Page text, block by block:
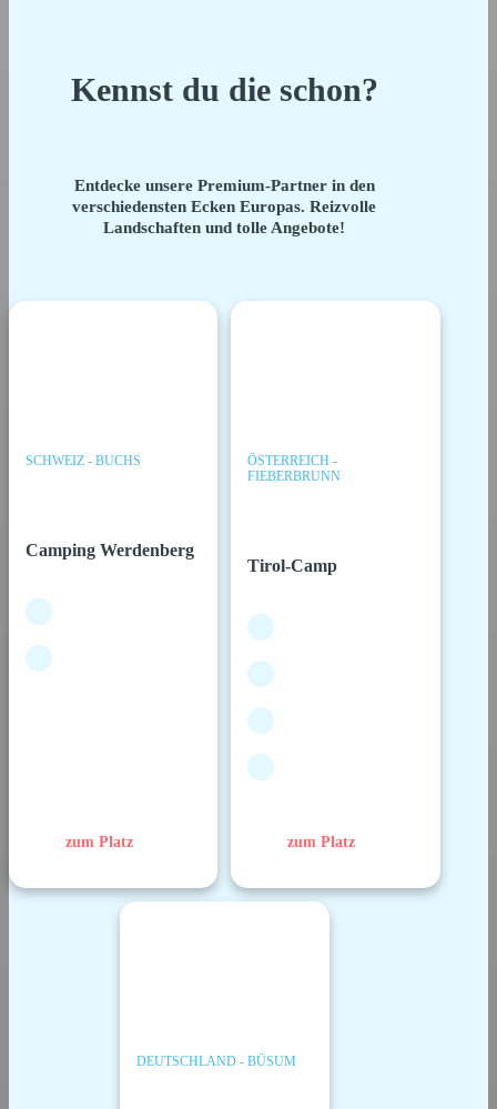
Kennst du die schon?
Entdecke unsere Premium-Partner in den
verschiedensten Ecken Europas. Reizvolle
Landschaften und tolle Angebote!
SCHWEIZ - BUCHS
Camping Werdenberg
zum Platz
ÖSTERREICH -
FIEBERBRUNN
Tirol-Camp
zum Platz
DEUTSCHLAND - BÜSUM